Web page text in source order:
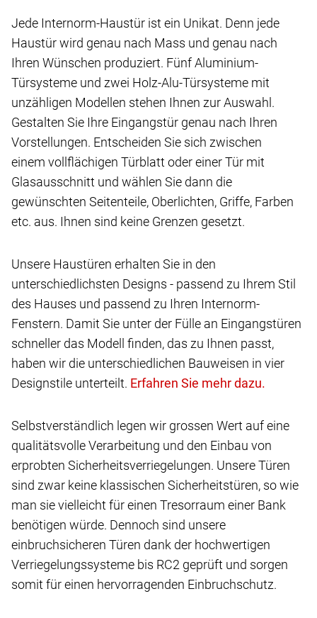
Jede Internorm-Haustür ist ein Unikat. Denn jede
Haustür wird genau nach Mass und genau nach
Ihren Wünschen produziert. Fünf Aluminium-
Türsysteme und zwei Holz-Alu-Türsysteme mit
unzähligen Modellen stehen Ihnen zur Auswahl.
Gestalten Sie Ihre Eingangstür genau nach Ihren
Vorstellungen. Entscheiden Sie sich zwischen
einem vollflächigen Türblatt oder einer Tür mit
Glasausschnitt und wählen Sie dann die
gewünschten Seitenteile, Oberlichten, Griffe, Farben
etc. aus. Ihnen sind keine Grenzen gesetzt.
Unsere Haustüren erhalten Sie in den
unterschiedlichsten Designs - passend zu Ihrem Stil
des Hauses und passend zu Ihren Internorm-
Fenstern. Damit Sie unter der Fülle an Eingangstüren
schneller das Modell finden, das zu Ihnen passt,
haben wir die unterschiedlichen Bauweisen in vier
Designstile unterteilt.
Selbstverständlich legen wir grossen Wert auf eine
qualitätsvolle Verarbeitung und den Einbau von
erprobten Sicherheitsverriegelungen. Unsere Türen
sind zwar keine klassischen Sicherheitstüren, so wie
man sie vielleicht für einen Tresorraum einer Bank
benötigen würde. Dennoch sind unsere
einbruchsicheren Türen dank der hochwertigen
Verriegelungssysteme bis RC2 geprüft und sorgen
somit für einen hervorragenden Einbruchschutz.